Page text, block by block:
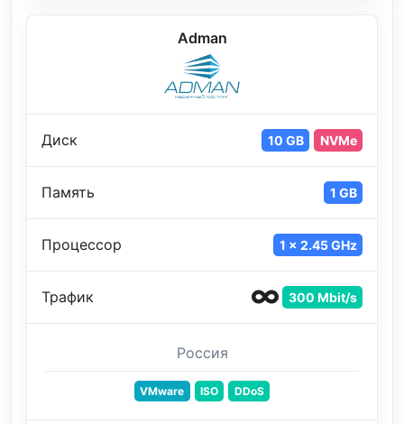
Adman
Диск 10 GB NVMe
Память 1 GB
Процессор 1 x 2.45 GHz
Трафик 300 Mbit/s
Россия
VMware ISO DDoS